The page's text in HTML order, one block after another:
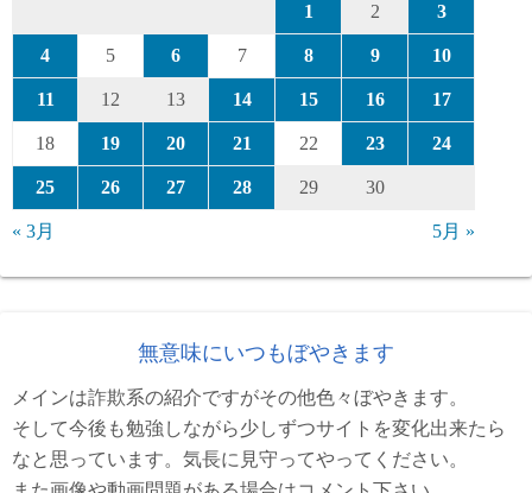
1 2 3
4 5 6 7 8 9 10
11 12 13 14 15 16 17
18 19 20 21 22 23 24
25 26 27 28 29 30
« 3月 5月 »
無意味にいつもぼやきます
メインは詐欺系の紹介ですがその他色々ぼやきます。
そして今後も勉強しながら少しずつサイトを変化出来たら
なと思っています。気長に見守ってやってください。